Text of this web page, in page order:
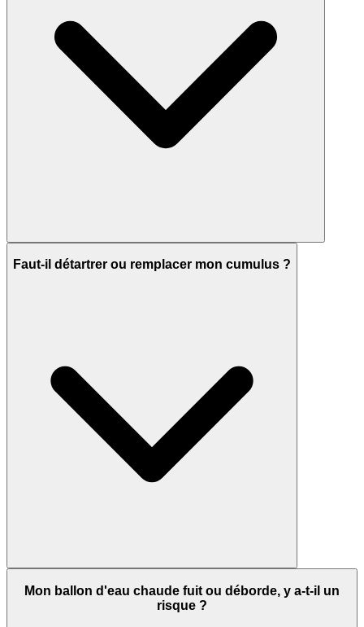
Faut-il détartrer ou remplacer mon cumulus ?
Mon ballon d'eau chaude fuit ou déborde, y a-t-il un
risque ?